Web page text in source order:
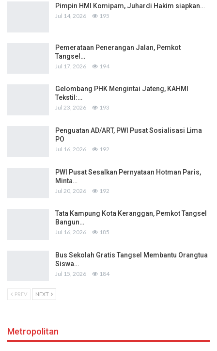
Pimpin HMI Komipam, Juhardi Hakim siapkan…
Jul 14, 2026 195
Pemerataan Penerangan Jalan, Pemkot
Tangsel…
Jul 17, 2026 194
Gelombang PHK Mengintai Jateng, KAHMI
Tekstil:…
Jul 23, 2026 193
Penguatan AD/ART, PWI Pusat Sosialisasi Lima
PO
Jul 16, 2026 192
PWI Pusat Sesalkan Pernyataan Hotman Paris,
Minta…
Jul 20, 2026 192
Tata Kampung Kota Keranggan, Pemkot Tangsel
Bangun…
Jul 16, 2026 185
Bus Sekolah Gratis Tangsel Membantu Orangtua
Siswa…
Jul 15, 2026 184
PREV NEXT
Metropolitan